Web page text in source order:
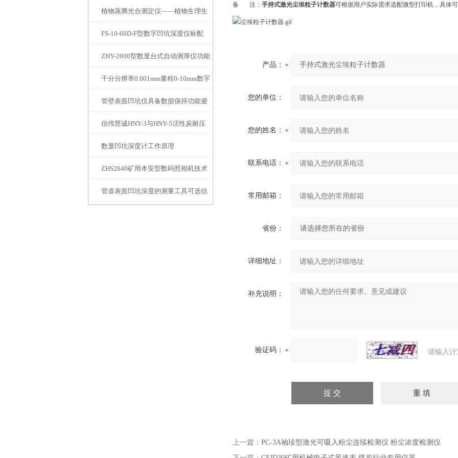
便携式检测工具
植物蒸腾光合测定仪——植物生理生
态的实时监测设备
FS-10-60D-F型数字凹坑深度仪标配
IP54级表头分辨率0.01mm量程
10mm！
ZHY-2000型数显台式自动测厚仪功能
特点
千分分辨率0.001mm量程0-10mm数字
埋头度仪技术参数！
管壁表面凹坑仪具备数据保持功能避
免测试过程中测针移动导致数据变动
信伟慧诚HNY-3与HNY-5活性炭耐压
强度测定仪技术参数！
数显凹坑深度计工作原理
ZHS2640矿用本安型数码照相机技术
参数！
管道表面凹坑深度的测量工具可选信
备 注： 手持式激光尘埃粒子计数器可根据用户实际需求选配微型打印机，具体可
产品：
您的单位：
您的姓名：
联系电话：
常用邮箱：
省份：
详细地址：
补充说明：
验证码： 请输入
上一篇： PC-3A袖珍型激光可吸入粉尘连续检测仪 粉尘浓度检测仪